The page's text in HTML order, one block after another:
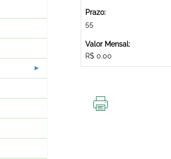
Prazo:
55
Valor Mensal:
R$ 0.00